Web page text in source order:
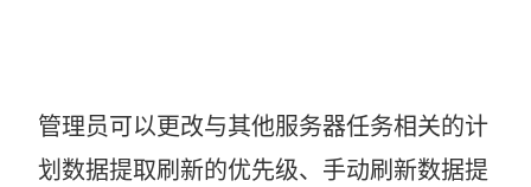
管理员可以更改与其他服务器任务相关的计
划数据提取刷新的优先级、手动刷新数据提